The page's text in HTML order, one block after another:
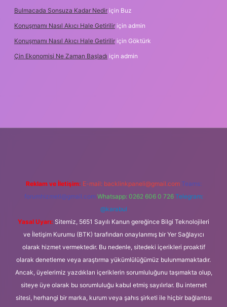
Bulmacada Sonsuza Kadar Nedir için Buz
Konuşmamı Nasıl Akıcı Hale Getirilir için admin
Konuşmamı Nasıl Akıcı Hale Getirilir için Göktürk
Çin Ekonomisi Ne Zaman Başladı için admin
Reklam ve İletişim: E-mail: backlinkpaneli@gmail.com Teams:
forumhizmeti@gmail.com Whatsapp: 0262 606 0 726 Telegram:
@karabul
Yasal Uyarı: Sitemiz, 5651 Sayılı Kanun gereğince Bilgi Teknolojileri
ve İletişim Kurumu (BTK) tarafından onaylanmış bir Yer Sağlayıcı
olarak hizmet vermektedir. Bu nedenle, sitedeki içerikleri proaktif
olarak denetleme veya araştırma yükümlülüğümüz bulunmamaktadır.
Ancak, üyelerimiz yazdıkları içeriklerin sorumluluğunu taşımakta olup,
siteye üye olarak bu sorumluluğu kabul etmiş sayılırlar. Bu internet
sitesi, herhangi bir marka, kurum veya şahıs şirketi ile hiçbir bağlantısı